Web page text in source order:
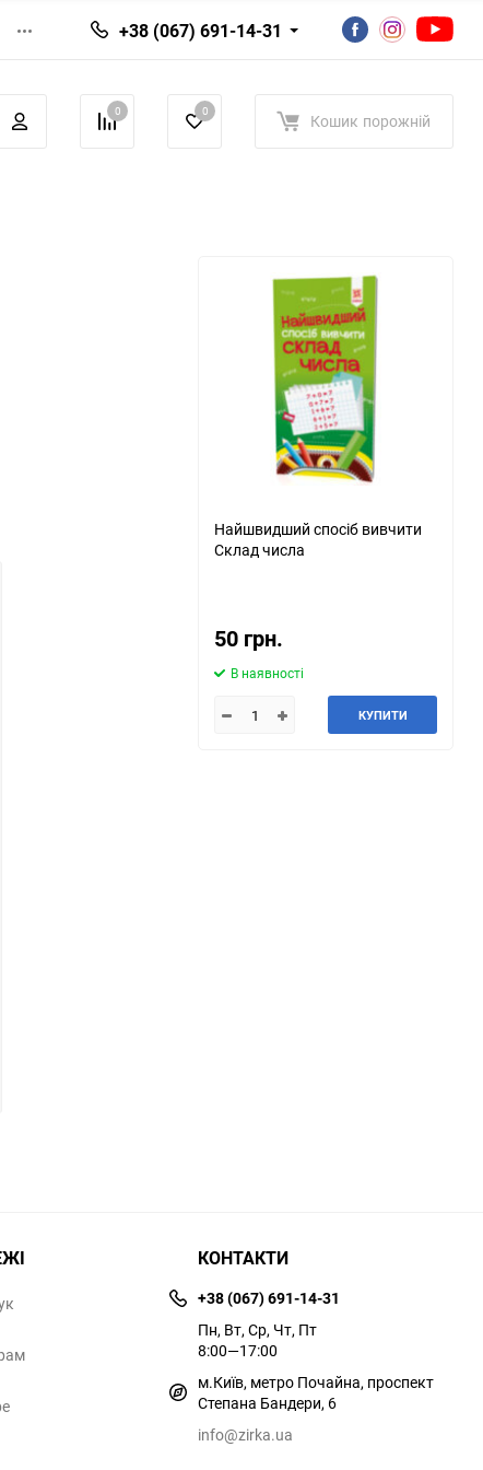
+38 (067) 691-14-31
0 0 Кошик порожній
Найшвидший спосіб вивчити
Склад числа
50 грн.
В наявності
КУПИТИ
КОНТАКТИ
+38 (067) 691-14-31
Пн, Вт, Ср, Чт, Пт
8:00—17:00
м.Київ, метро Почайна, проспект
Степана Бандери, 6
info@zirka.ua